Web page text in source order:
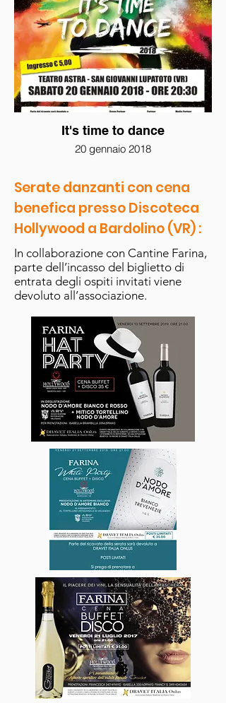
It's time to dance
20 gennaio 2018
Serate danzanti con cena
benefica presso Discoteca
Hollywood a Bardolino (VR) :
In collaborazione con Cantine Farina,
parte dell’incasso del biglietto di
entrata degli ospiti invitati viene
devoluto all’associazione.